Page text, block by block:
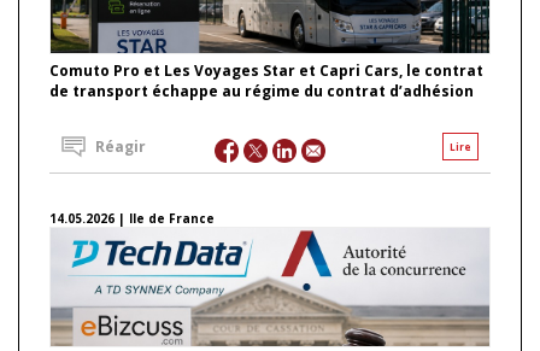
Comuto Pro et Les Voyages Star et Capri Cars, le contrat
de transport échappe au régime du contrat d’adhésion
Lire
Réagir
14.05.2026 | Ile de France